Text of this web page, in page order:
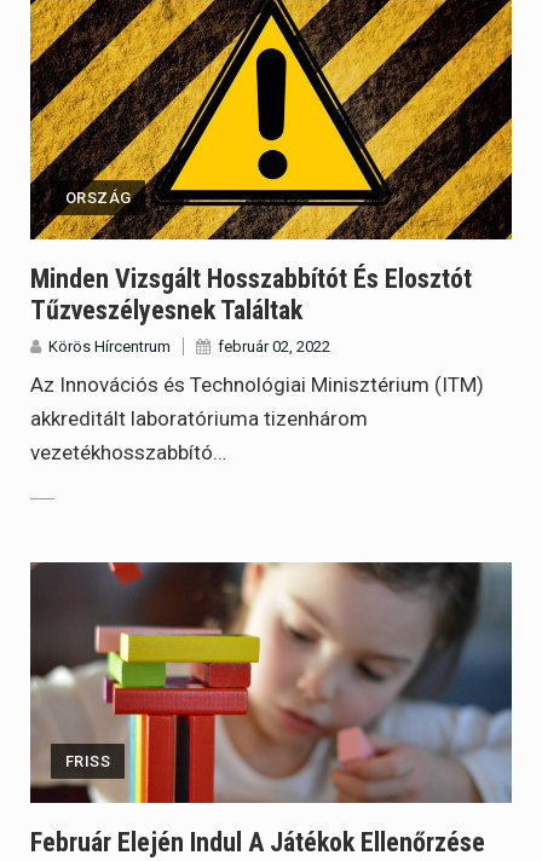
ORSZÁG
Minden Vizsgált Hosszabbítót És Elosztót
Tűzveszélyesnek Találtak
Körös Hírcentrum február 02, 2022
Az Innovációs és Technológiai Minisztérium (ITM)
akkreditált laboratóriuma tizenhárom
vezetékhosszabbító…
FRISS
Február Elején Indul A Játékok Ellenőrzése